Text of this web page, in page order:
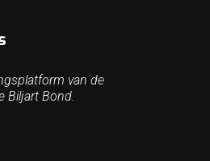
van de
Biljart Bond.